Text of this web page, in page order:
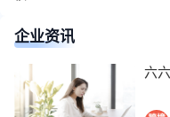
企业资讯
六